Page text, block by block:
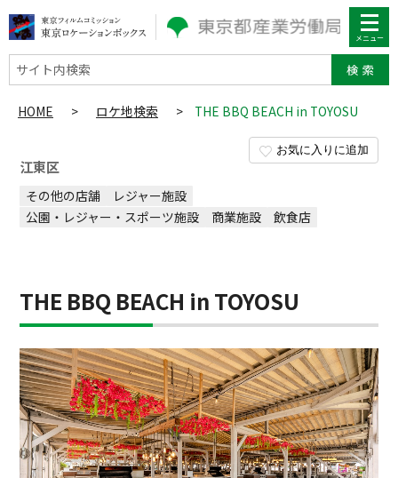
サイト内検索
HOME > ロケ地検索 > THE BBQ BEACH in TOYOSU
お気に入りに追加
江東区
その他の店舗
レジャー施設
公園・レジャー・スポーツ施設
商業施設 飲食店
THE BBQ BEACH in TOYOSU